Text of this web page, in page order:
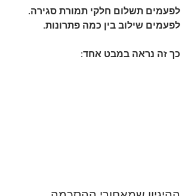
לפעמים תשלום חלקי תמורת סגירה.
לפעמים שילוב בין כמה פתרונות.
כך זה נראה במבט אחד: